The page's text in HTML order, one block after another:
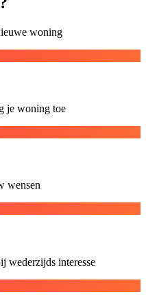
woning
je woning toe
wensen
wederzijds interesse